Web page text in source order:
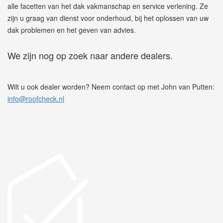
alle facetten van het dak vakmanschap en service verlening. Ze
zijn u graag van dienst voor onderhoud, bij het oplossen van uw
dak problemen en het geven van advies.
We zijn nog op zoek naar andere dealers.
Wilt u ook dealer worden? Neem contact op met John van Putten:
info@roofcheck.nl